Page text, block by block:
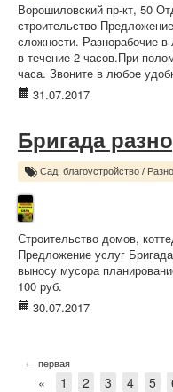
Ворошиловский пр-кт, 50
строительство
сложности. Разнорабочие
в течение 2 часов.При
часа. Звоните в любое
31.07.2017
Бригада
Сад, благоустройство /
Строительство домов,
Предложение услуг
выносу мусора
100 руб.
30.07.2017
← первая
« 1 2 3 4 5